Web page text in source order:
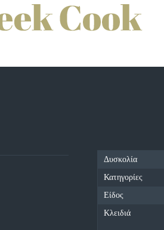
Δυσκολία
Κατηγορίες
Είδος
Κλειδιά